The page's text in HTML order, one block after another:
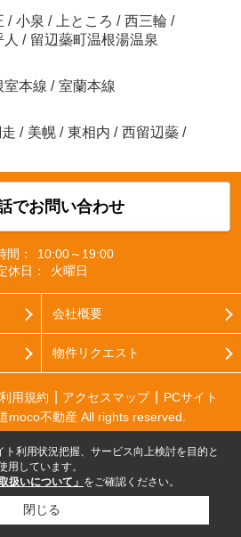
/ 小泉 / 上ところ / 西三輪 /
/ 留辺蘂町温根湯温泉
室本線 / 室蘭本線
/ 美幌 / 東相内 / 西留辺蘂 /
でお問い合わせ
間：
10:00～19:00
休日：
火曜日
会社概要
物件リクエスト
利用規約 アクセスマップ
PCサイト
moco不動産 All rights reserved.
利用状況把握、サービス向上検討を目的と
用しています。
扱いについて」 をご確認ください。
閉じる